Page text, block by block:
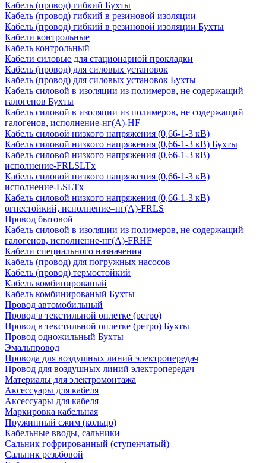
Кабель (провод) гибкий Бухты
Кабель (провод) гибкий в резиновой изоляции
Кабель (провод) гибкий в резиновой изоляции Бухты
Кабели контрольные
Кабель контрольный
Кабели силовые для стационарной прокладки
Кабель (провод) для силовых установок
Кабель (провод) для силовых установок Бухты
Кабель силовой в изоляции из полимеров, не содержащий
галогенов Бухты
Кабель силовой в изоляции из полимеров, не содержащий
галогенов, исполнение-нг(А)-HF
Кабель силовой низкого напряжения (0,66-1-3 кВ)
Кабель силовой низкого напряжения (0,66-1-3 кВ) Бухты
Кабель силовой низкого напряжения (0,66-1-3 кВ)
исполнение-FRLSLTx
Кабель силовой низкого напряжения (0,66-1-3 кВ)
исполнение-LSLTx
Кабель силовой низкого напряжения (0,66-1-3 кВ)
огнестойкий, исполнение–нг(А)-FRLS
Провод бытовой
Кабель силовой в изоляции из полимеров, не содержащий
галогенов, исполнение-нг(А)-FRHF
Кабели специального назначения
Кабель (провод) для погружных насосов
Кабель (провод) термостойкий
Кабель комбинированый
Кабель комбинированый Бухты
Провод автомобильный
Провод в текстильной оплетке (ретро)
Провод в текстильной оплетке (ретро) Бухты
Провод одножильный Бухты
Эмальпровод
Провода для воздушных линий электропередач
Провод для воздушных линий электропередач
Материалы для электромонтажа
Аксессуары для кабеля
Аксессуары для кабеля
Маркировка кабельная
Пружинный сжим (кольцо)
Кабельные вводы, сальники
Сальник гофрированный (ступенчатый)
Сальник резьбовой